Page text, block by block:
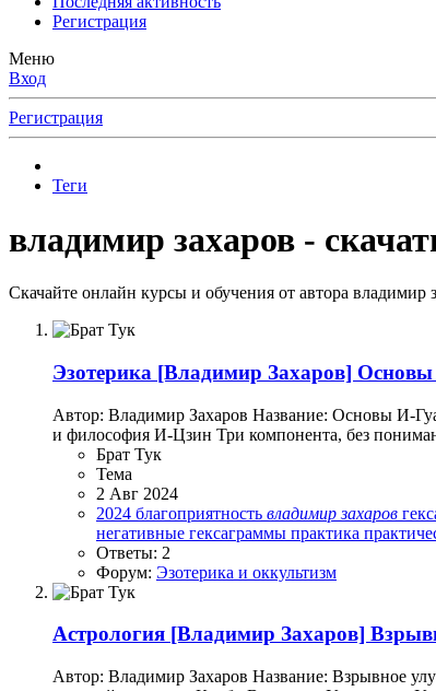
Регистрация
Меню
Вход
Регистрация
Теги
владимир захаров -
Скачайте онлайн курсы и обучения от автора владимир
Эзотерика [Владимир Захаров]
Автор: Владимир Захаров Название: Основы И-
и философия И-Цзин Три компонента, без
Брат Тук
Тема
2 Авг 2024
2024 благоприятность владимир захаров
негативные гексаграммы практика
Ответы: 2
Форум: Эзотерика и оккультизм
Астрология [Владимир Захаров]
Автор: Владимир Захаров Название: Взрывное